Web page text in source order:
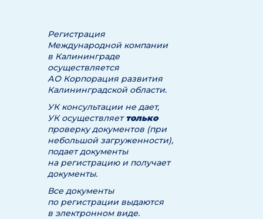
Регистрация
Международной компании
в Калининграде
осуществляется
АО Корпорация развития
Калининградской области.
УК консультации не дает,
УК осуществляеттолько
проверку документов (при
небольшой загруженности),
подает документы
на регистрацию и получает
документы.
Все документы
по регистрации выдаются
в электронном виде.